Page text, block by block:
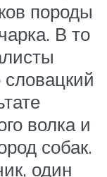
породы
В то
словацкий
волка и
собак.
один